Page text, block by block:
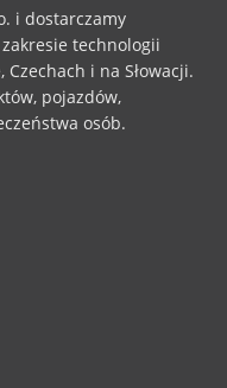
i dostarczamy
technologii
i na Słowacji.
pojazdów,
osób.